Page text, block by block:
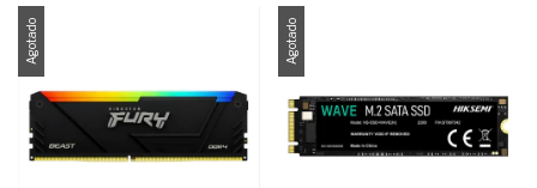
Agotado Agotado